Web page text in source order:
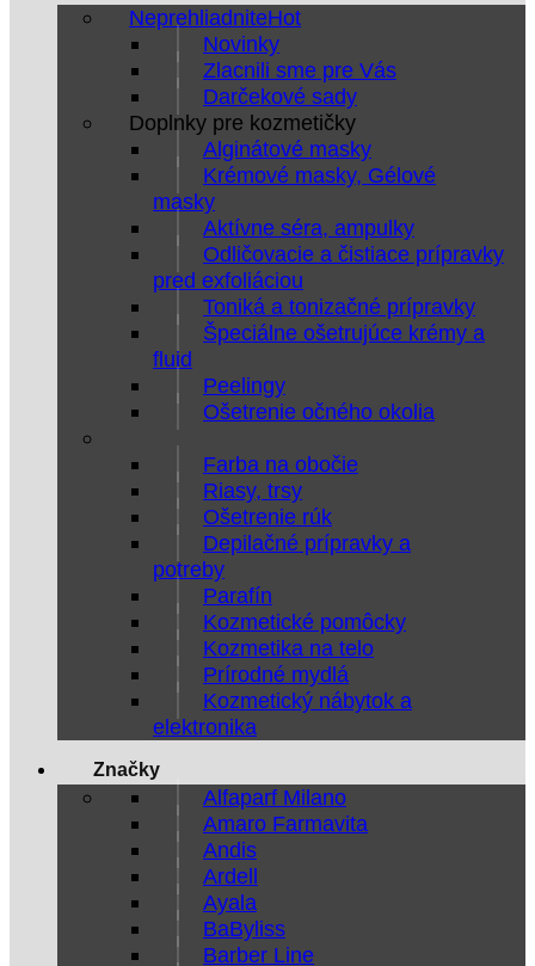
Neprehliadnite
Novinky
Zlacnili sme pre Vás
Darčekové sady
Doplnky pre kozmetičky
Alginátové masky
Krémové masky, Gélové
masky
Aktívne séra, ampulky
Odličovacie a čistiace prípravky
pred exfoliáciou
Toniká a tonizačné prípravky
Špeciálne ošetrujúce krémy a
fluid
Peelingy
Ošetrenie očného okolia
Farba na obočie
Riasy, trsy
Ošetrenie rúk
Depilačné prípravky a
potreby
Parafín
Kozmetické pomôcky
Kozmetika na telo
Prírodné mydlá
Kozmetický nábytok a
elektronika
Značky
Alfaparf Milano
Amaro Farmavita
Andis
Ardell
Ayala
BaByliss
Barber Line